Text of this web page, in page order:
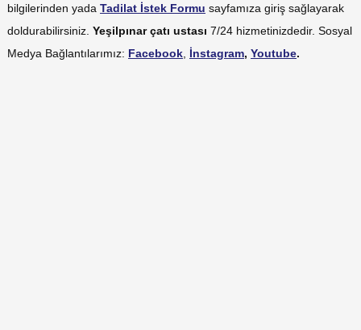
bilgilerinden yada Tadilat İstek Formu sayfamıza giriş sağlayarak
doldurabilirsiniz. Yeşilpınar çatı ustası 7/24 hizmetinizdedir. Sosyal
Medya Bağlantılarımız: Facebook İnstagram, Youtube.